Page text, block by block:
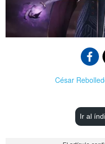
César
Ir al